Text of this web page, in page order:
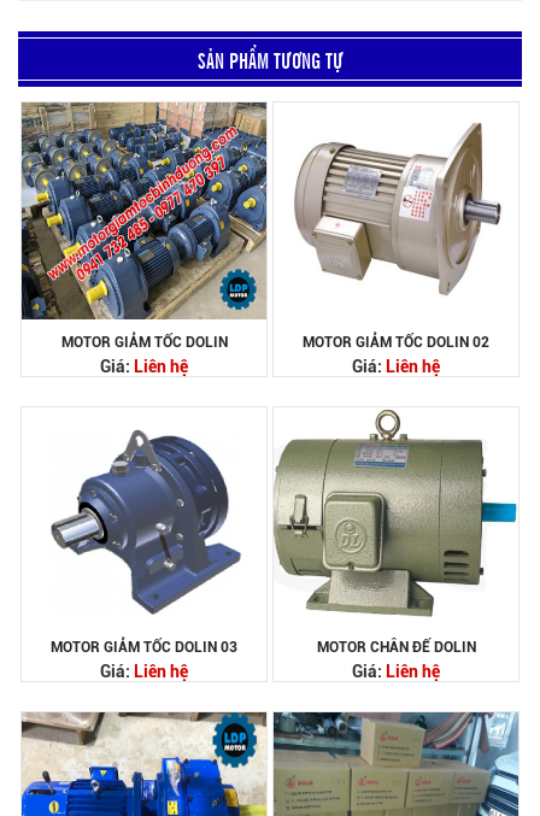
SẢN PHẨM TƯƠNG TỰ
MOTOR GIẢM TỐC DOLIN
Giá: Liên hệ
MOTOR GIẢM TỐC DOLIN 02
Giá: Liên hệ
MOTOR GIẢM TỐC DOLIN 03
Giá: Liên hệ
MOTOR CHÂN ĐẾ DOLIN
Giá: Liên hệ